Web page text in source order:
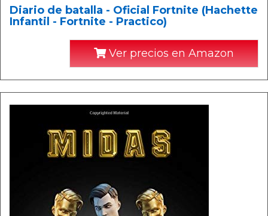
Diario de batalla - Oficial Fortnite (Hachette
Infantil - Fortnite - Practico)
Ver precios en Amazon